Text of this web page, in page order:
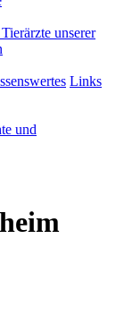
unserer
Links
und